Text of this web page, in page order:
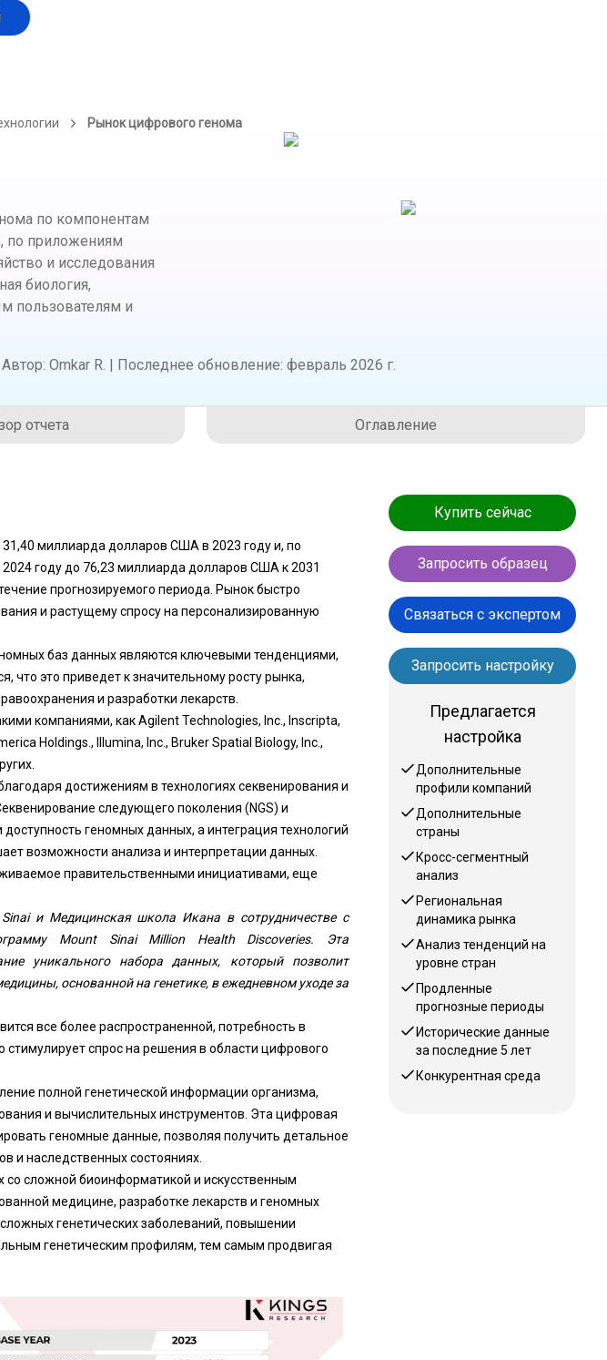
Рынок цифрового генома
по компонентам
по приложениям
и исследования
биология,
пользователям и
Автор: Omkar R. | Последнее обновление: февраль 2026 г.
отчета Оглавление
миллиарда долларов США в 2023 году и, по
году до 76,23 миллиарда долларов США к 2031
прогнозируемого периода. Рынок быстро
и растущему спросу на персонализированную
баз данных являются ключевыми тенденциями,
это приведет к значительному росту рынка,
и разработки лекарств.
компаниями, как Agilent Technologies, Inc., Inscripta,
Holdings., Illumina, Inc., Bruker Spatial Biology, Inc.,
достижениям в технологиях секвенирования и
следующего поколения (NGS) и
геномных данных, а интеграция технологий
возможности анализа и интерпретации данных.
правительственными инициативами, еще
и Медицинская школа Икана в сотрудничестве с
Mount Sinai Million Health Discoveries. Эта
уникального набора данных, который позволит
основанной на генетике, в ежедневном уходе за
все более распространенной, потребность в
спрос на решения в области цифрового
полной генетической информации организма,
и вычислительных инструментов. Эта цифровая
геномные данные, позволяя получить детальное
и наследственных состояниях.
сложной биоинформатикой и искусственным
медицине, разработке лекарств и геномных
генетических заболеваний, повышении
генетическим профилям, тем самым продвигая
Купить сейчас
Запросить образец
Связаться с экспертом
Запросить настройку
Предлагается
настройка
Дополнительные
профили компаний
Дополнительные
страны
Кросс-сегментный
анализ
Региональная
динамика рынка
Анализ тенденций на
уровне стран
Продленные
прогнозные периоды
Исторические данные
за последние 5 лет
Конкурентная среда